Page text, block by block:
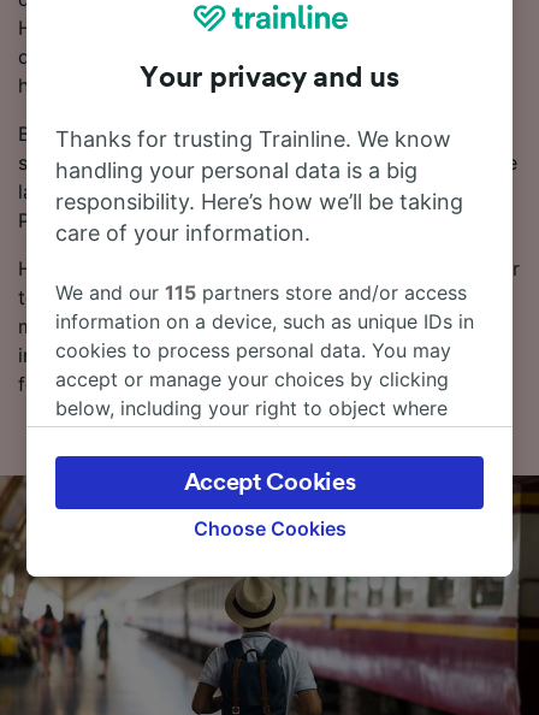
Hovedoperatøren langs denne ruten er Trenitalia, så
det er sannsynligvis dem du kjøper togbilletter av for
hele eller i det minste deler av reisen din til Piacenza.
Bestill togbilletter fra Trapani til Piacenza på forhånd i
stedet for å kjøpe dem på dagen. Slik sikrer du deg de
laveste prisene. Du kan sjekke prisene fra Trapani til
Piacenza i reiseplanleggeren vår.
Hvis du er klar for å bestille, kan du begynne å se etter
togbilletter til en lav pris hos oss i dag. Les videre for
mer informasjon om reisen til Piacenza med tog,
inkludert rutetabellen vår, hvor du kan se dagens
første og siste tog.
Your privacy and us
Thanks for trusting Trainline. We know
handling your personal data is a big
responsibility. Here’s how we’ll be taking
care of your information.
We and our115 partners store and/or access
information on a device, such as unique IDs in
cookies to process personal data. You may
accept or manage your choices by clicking
below, including your right to object where
the privacy policy page. These choices will be
signaled to our partners and will not affect
browsing data. Your data will not be used for
track you.
We and our partners process data to provide:
Use precise geolocation data. Actively scan
device characteristics for identification. Store
and/or access information on a device.
Choose Cookies
Accept Cookies